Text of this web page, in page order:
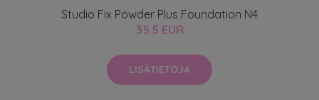
Studio Fix Powder Plus Foundation N4
35.5 EUR
LISÄTIETOJA